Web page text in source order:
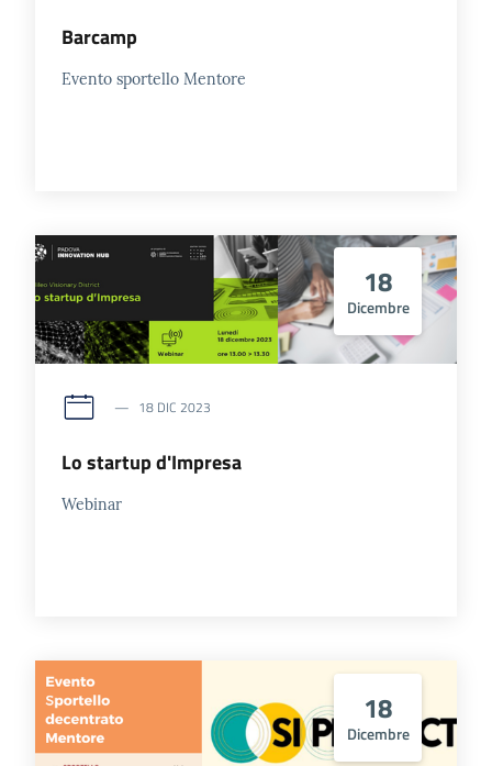
Barcamp
Evento sportello Mentore
18
Dicembre
18 DIC 2023
Lo startup d'Impresa
Webinar
18
Dicembre